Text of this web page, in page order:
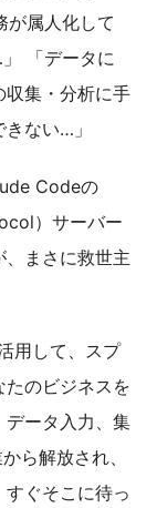
が属人化して
「データに
収集・分析に手
ない…」
Codeの
）サーバー
、まさに救世主
用して、スプ
たのビジネスを
データ入力、集
ら解放され、
ぐそこに待っ